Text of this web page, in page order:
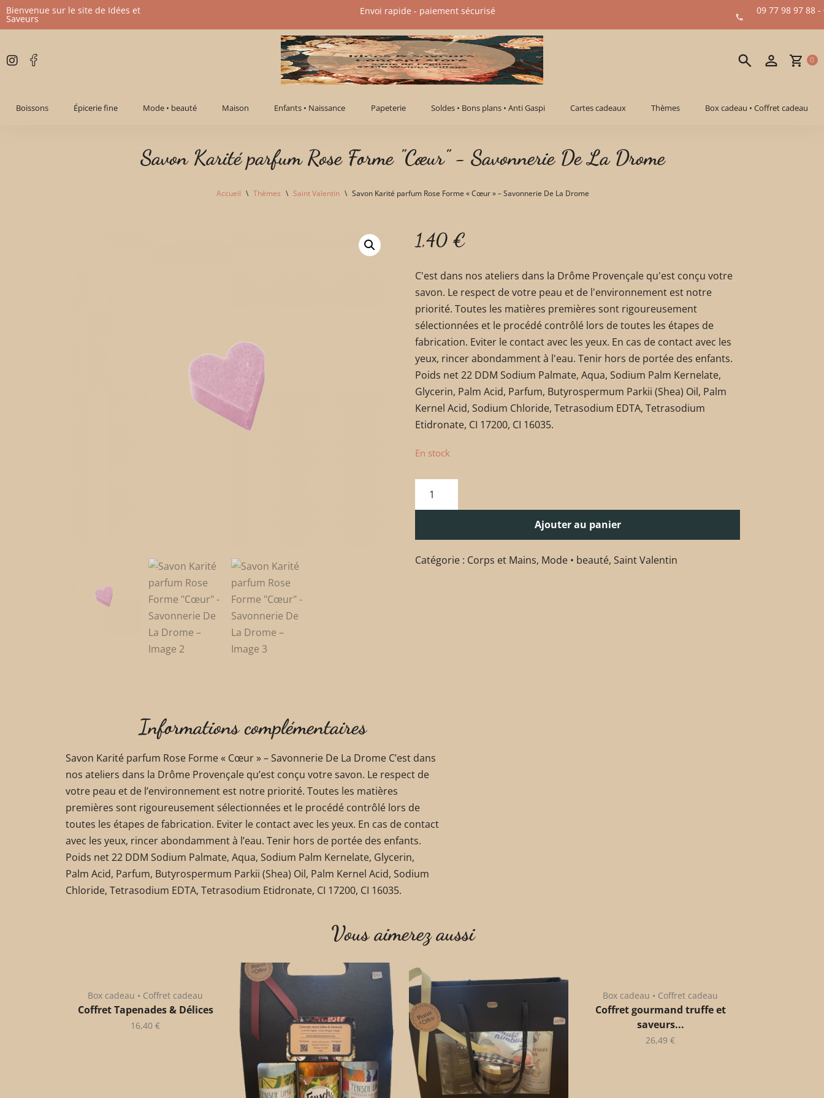
Aller
contenu
Bienvenue sur le site de Idées et
Saveurs
09 77 98 97 88 -
Envoi rapide - paiement sécurisé​
0
Boissons Épicerie fine Mode • beauté Maison Enfants • Naissance Papeterie Soldes • Bons plans • Anti Gaspi Cartes cadeaux Thèmes Box cadeau • Coffret cadeau
Savon Karité parfum Rose Forme "Cœur" - Savonnerie De La Drome
Accueil \ Thèmes \ Saint Valentin \ Savon Karité parfum Rose Forme « Cœur » – Savonnerie De La Drome
1,40 €
C'est dans nos ateliers dans la Drôme Provençale qu'est conçu votre
savon. Le respect de votre peau et de l'environnement est notre
priorité. Toutes les matières premières sont rigoureusement
sélectionnées et le procédé contrôlé lors de toutes les étapes de
fabrication. Eviter le contact avec les yeux. En cas de contact avec les
yeux, rincer abondamment à l'eau. Tenir hors de portée des enfants.
Poids net 22 DDM Sodium Palmate, Aqua, Sodium Palm Kernelate,
Glycerin, Palm Acid, Parfum, Butyrospermum Parkii (Shea) Oil, Palm
Kernel Acid, Sodium Chloride, Tetrasodium EDTA, Tetrasodium
Etidronate, CI 17200, CI 16035.
En stock
Ajouter au panier
Catégorie : Corps et Mains, Mode • beauté, Saint Valentin
Informations complémentaires
Savon Karité parfum Rose Forme « Cœur » – Savonnerie De La Drome C’est dans
nos ateliers dans la Drôme Provençale qu’est conçu votre savon. Le respect de
votre peau et de l’environnement est notre priorité. Toutes les matières
premières sont rigoureusement sélectionnées et le procédé contrôlé lors de
toutes les étapes de fabrication. Eviter le contact avec les yeux. En cas de contact
avec les yeux, rincer abondamment à l’eau. Tenir hors de portée des enfants.
Poids net 22 DDM Sodium Palmate, Aqua, Sodium Palm Kernelate, Glycerin,
Palm Acid, Parfum, Butyrospermum Parkii (Shea) Oil, Palm Kernel Acid, Sodium
Chloride, Tetrasodium EDTA, Tetrasodium Etidronate, CI 17200, CI 16035.
Vous aimerez aussi
Box cadeau • Coffret cadeau
Coffret Tapenades & Délices
16,40 €
Box cadeau • Coffret cadeau
Coffret gourmand truffe et
saveurs...
26,49 €